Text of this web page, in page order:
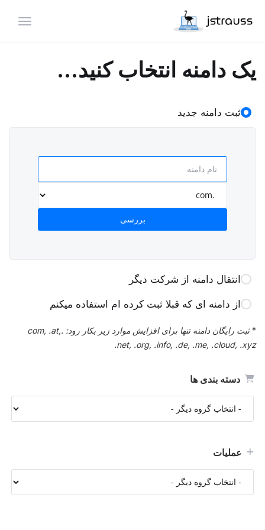
تغییر
یک دامنه انتخاب کنید...
دسته بندی ها
عملیات
ثبت دامنه جدید
بررسی
انتقال دامنه از شرکت دیگر
از دامنه ای که قبلا ثبت کرده ام استفاده میکنم
*
ثبت رایگان دامنه تنها برای افزایش موارد زیر بکار رود: .com, .at,
.net, .org, .info, .de, .me, .cloud, .xyz